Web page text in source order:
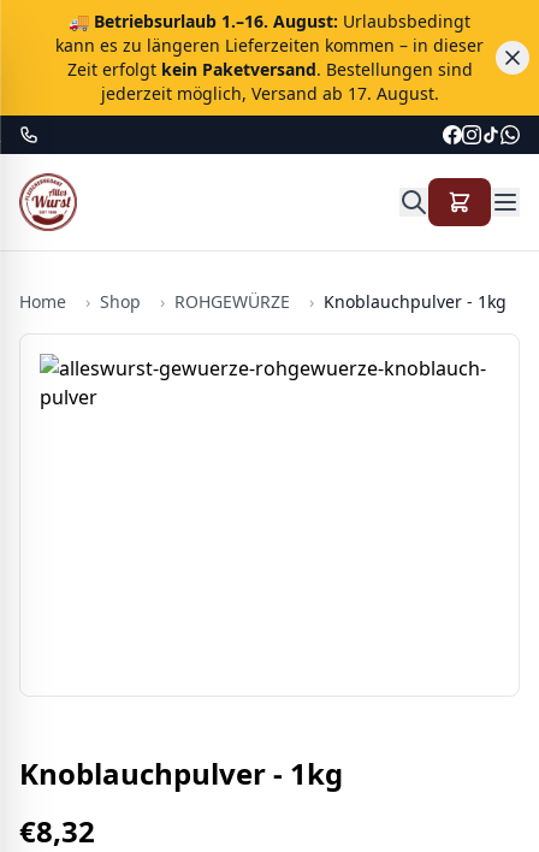
🚚 Betriebsurlaub 1.–16. August: Urlaubsbedingt
kann es zu längeren Lieferzeiten kommen – in dieser
Zeit erfolgt kein Paketversand. Bestellungen sind
jederzeit möglich, Versand ab 17. August.
Home › Shop › ROHGEWÜRZE › Knoblauchpulver - 1kg
Knoblauchpulver - 1kg
€8,32